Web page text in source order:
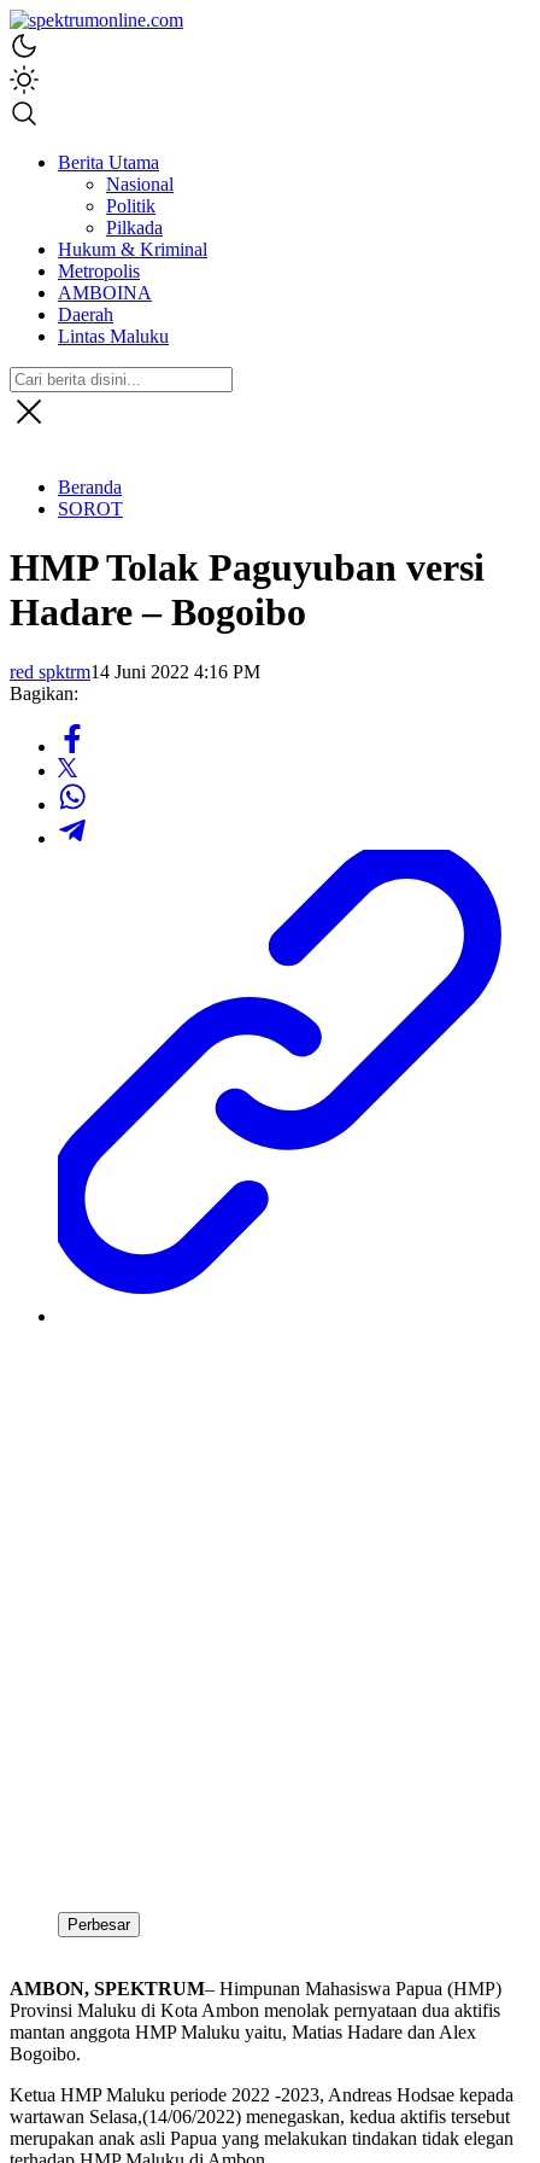
spektrumonline.com
Berita Utama
Nasional
Politik
Pilkada
Hukum & Kriminal
Metropolis
AMBOINA
Daerah
Lintas Maluku
Beranda
SOROT
HMP Tolak Paguyuban versi
Hadare – Bogoibo
red spktrm14 Juni 2022 4:16 PM
Bagikan:
Perbesar
AMBON, SPEKTRUM– Himpunan Mahasiswa Papua (HMP)
Provinsi Maluku di Kota Ambon menolak pernyataan dua aktifis
mantan anggota HMP Maluku yaitu, Matias Hadare dan Alex
Bogoibo.
Ketua HMP Maluku periode 2022 -2023, Andreas Hodsae kepada
wartawan Selasa,(14/06/2022) menegaskan, kedua aktifis tersebut
merupakan anak asli Papua yang melakukan tindakan tidak elegan